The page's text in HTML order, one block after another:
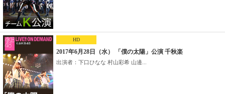
HD
2017年6月28日（水） 「僕の太陽」公演 千秋楽
出演者：下口ひなな 村山彩希 山邊...